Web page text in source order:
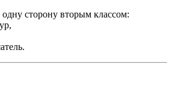
одну сторону вторым классом: